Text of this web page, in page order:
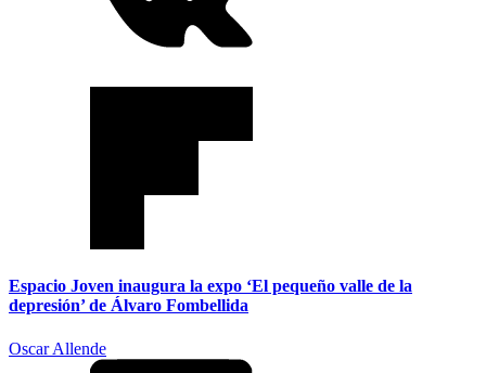
Espacio Joven inaugura la expo ‘El pequeño valle de la
depresión’ de Álvaro Fombellida
Oscar Allende